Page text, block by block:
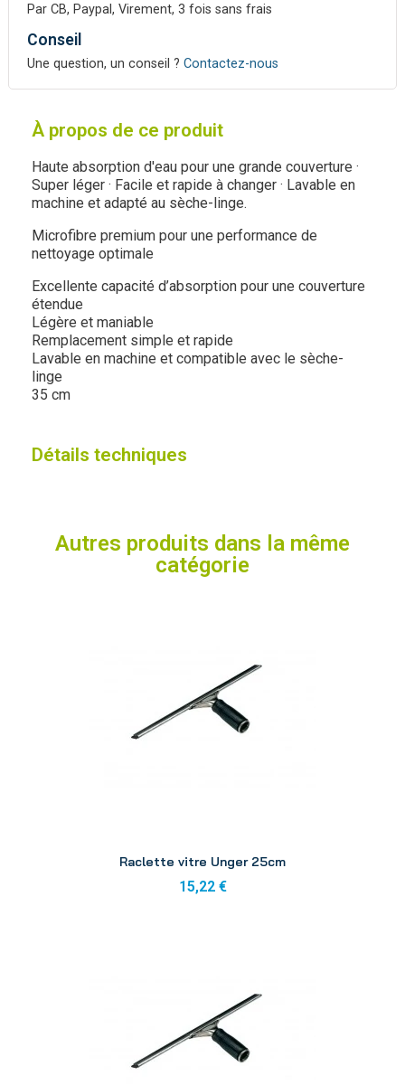
Par CB, Paypal, Virement, 3 fois sans frais
Conseil
Une question, un conseil ? Contactez-nous
À propos de ce produit
Haute absorption d'eau pour une grande couverture ·
Super léger · Facile et rapide à changer · Lavable en
machine et adapté au sèche-linge.
Microfibre premium pour une performance de
nettoyage optimale
Excellente capacité d’absorption pour une couverture
étendue
Légère et maniable
Remplacement simple et rapide
Lavable en machine et compatible avec le sèche-
linge
35 cm
Détails techniques
Autres produits dans la même
catégorie
Raclette vitre Unger 25cm
15,22 €